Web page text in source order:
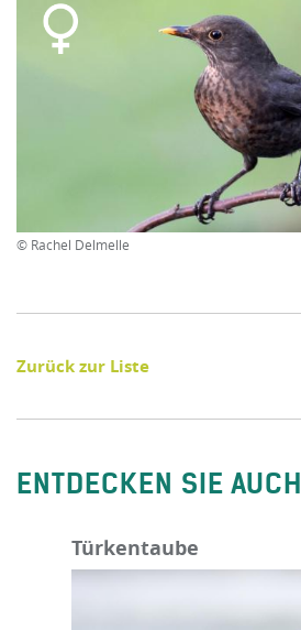
© Rachel Delmelle
Zurück zur Liste
ENTDECKEN SIE AUCH
Türkentaube